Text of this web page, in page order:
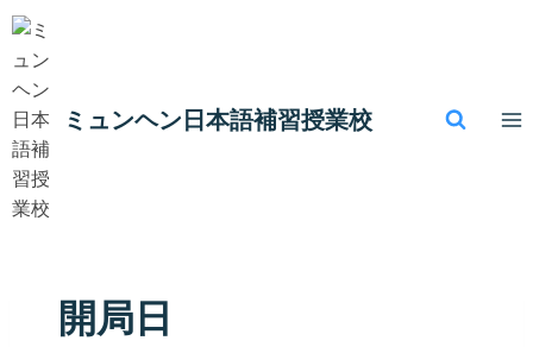
内
を
キ
ッ
プ
ミュンヘン​日本語補習授業校
開局日